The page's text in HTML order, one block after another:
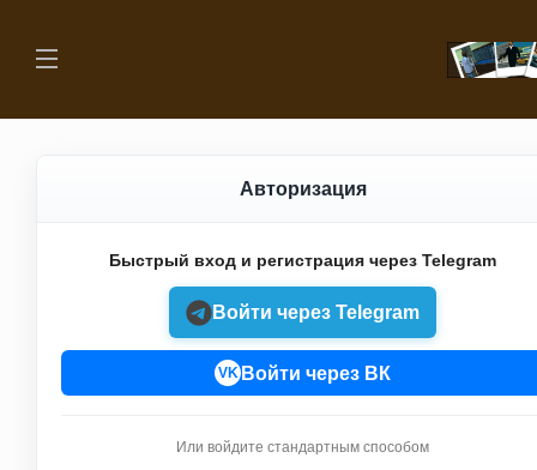
Авторизация
Быстрый вход и регистрация через Telegram
Войти через Telegram
VK Войти через ВК
Или войдите стандартным способом